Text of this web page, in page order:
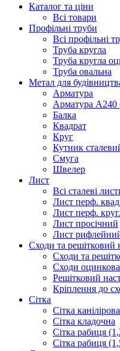
Каталог та ціни
Всі товари
Профільні труби
Всі профільні
Труба кругла
Труба кругла
Труба овальна
Метал для
Арматура
Арматура А240
Балка
Квадрат
Круг
Кутник
Смуга
Швелер
Лист
Всі сталеві
Лист перф.
Лист перф.
Лист просічний
Лист
Сходи та решітковий
Сходи та
Сходи
Решітковий
Кріплення до
Сітка
Сітка
Сітка кладочна
Сітка рабиця
Сітка рабиця